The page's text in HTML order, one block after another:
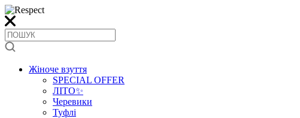
Жіноче взуття
SPECIAL OFFER
ЛІТО✨
Черевики
Туфлі